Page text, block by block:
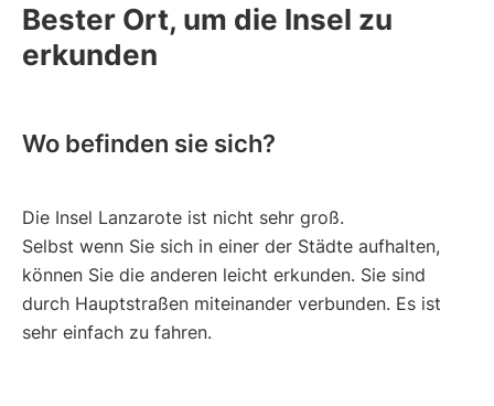
Bester Ort, um die Insel zu
erkunden
Wo befinden sie sich?
Die Insel Lanzarote ist nicht sehr groß.
Selbst wenn Sie sich in einer der Städte aufhalten,
können Sie die anderen leicht erkunden. Sie sind
durch Hauptstraßen miteinander verbunden. Es ist
sehr einfach zu fahren.